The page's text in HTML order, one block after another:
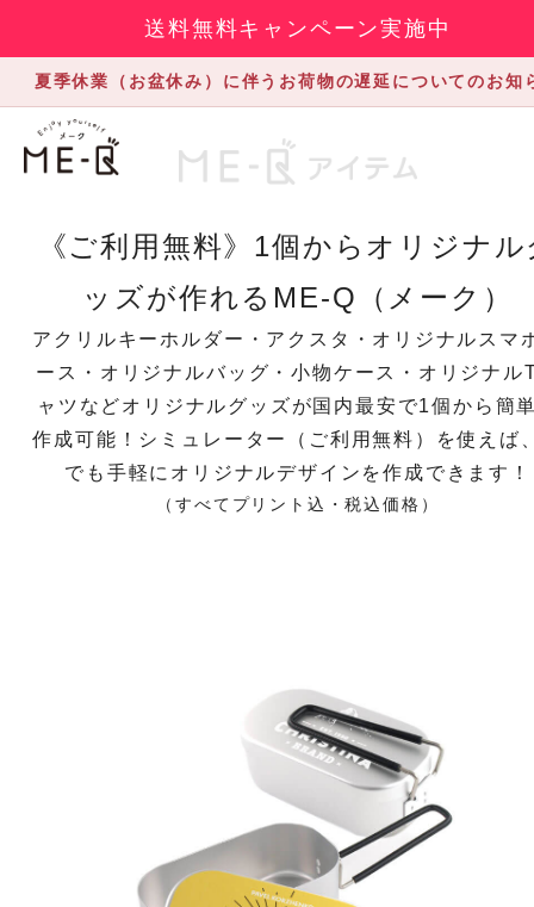
送料無料キャンペーン実施中
夏季休業（お盆休み）に伴うお荷物の遅延についてのお知
《ご利用無料》1個からオリジナル
ッズが作れるME-Q（メーク）
アクリルキーホルダー・アクスタ・オリジナルスマ
ース・オリジナルバッグ・小物ケース・オリジナル
ャツなどオリジナルグッズが国内最安で1個から簡
作成可能！シミュレーター（ご利用無料）を使えば
でも手軽にオリジナルデザインを作成できます！
（すべてプリント込・税込価格）